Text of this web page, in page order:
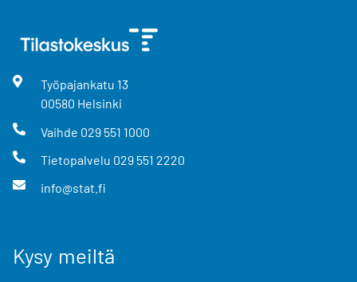
Työpajankatu 13
00580 Helsinki
Vaihde 029 551 1000
Tietopalvelu 029 551 2220
info@stat.fi
Kysy meiltä